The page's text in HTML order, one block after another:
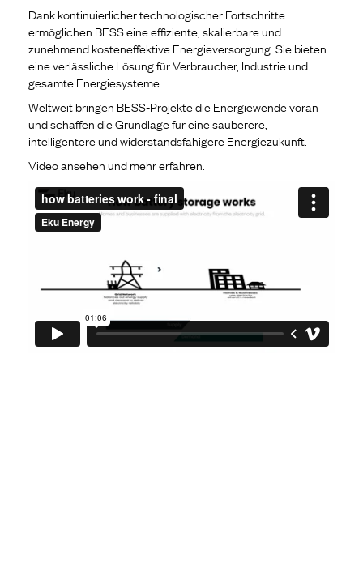
Dank kontinuierlicher technologischer Fortschritte
ermöglichen BESS eine effiziente, skalierbare und
zunehmend kosteneffektive Energieversorgung. Sie bieten
eine verlässliche Lösung für Verbraucher, Industrie und
gesamte Energiesysteme.
Weltweit bringen BESS‑Projekte die Energiewende voran
und schaffen die Grundlage für eine sauberere,
intelligentere und widerstandsfähigere Energiezukunft.
Video ansehen und mehr erfahren.